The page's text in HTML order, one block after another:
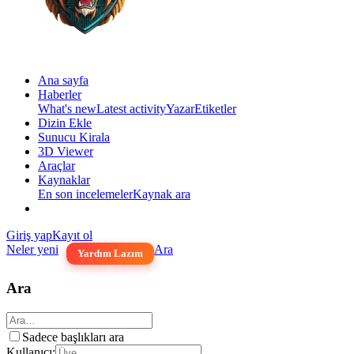
Ana sayfa
Haberler
What's newLatest activityYazarEtiketler
Dizin Ekle
Sunucu Kirala
3D Viewer
Araçlar
Kaynaklar
En son incelemelerKaynak ara
Giriş yapKayıt ol
Neler yeni
Yardım Lazım Ara
Ara
Sadece başlıkları ara